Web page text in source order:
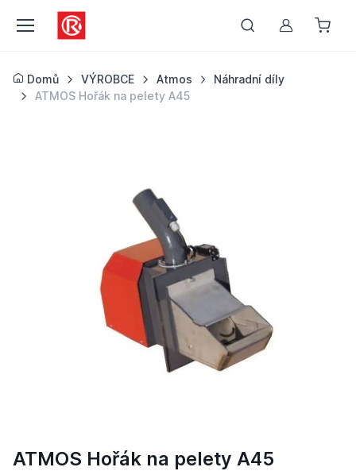
Můj účet
Domů VÝROBCE Atmos
Náhradní díly
ATMOS Hořák na pelety A45
ATMOS Hořák na pelety A45